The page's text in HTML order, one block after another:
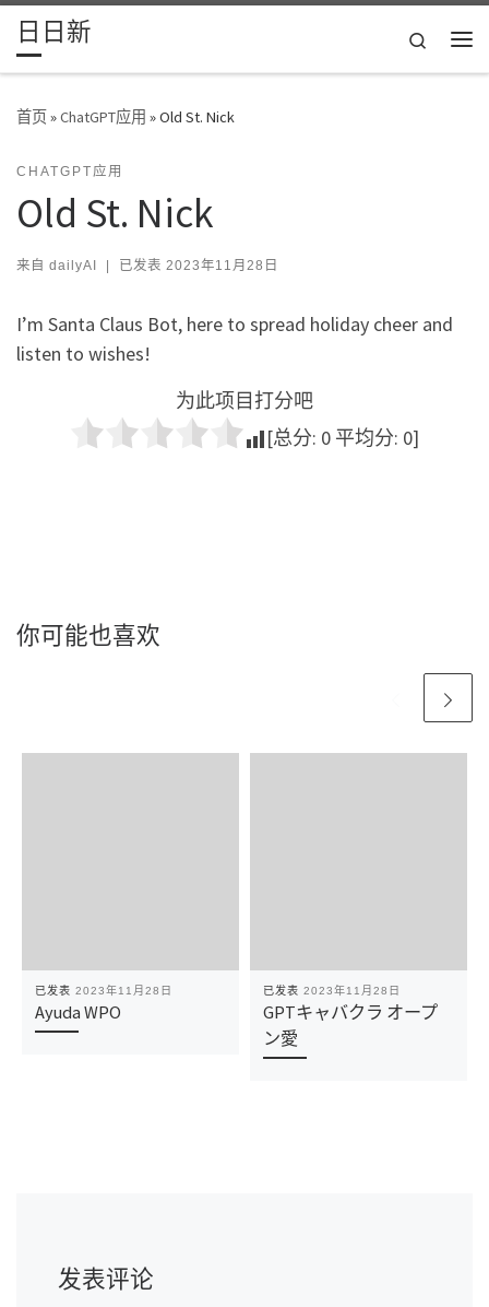
Skip to content
日日新
Search
首页»ChatGPT应用 »Old St. Nick
CHATGPT应用
Old St. Nick
来自 dailyAI | 已发表 2023年11月28日
I’m Santa Claus Bot, here to spread holiday cheer and
listen to wishes!
为此项目打分吧
[总分: 0 平均分: 0]
你可能也喜欢
已发表 2023年11月28日
Ayuda WPO
已发表 2023年11月28日
GPTキャバクラ オープ
ン愛
发表评论